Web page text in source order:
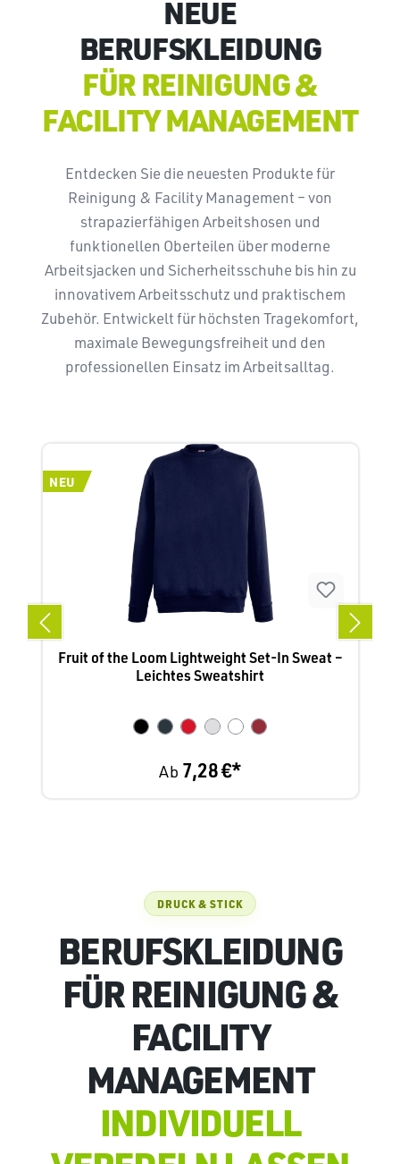
NEUE
BERUFSKLEIDUNG
FÜR REINIGUNG &
FACILITY MANAGEMENT
Entdecken Sie die neuesten Produkte für
Reinigung & Facility Management – von
strapazierfähigen Arbeitshosen und
funktionellen Oberteilen über moderne
Arbeitsjacken und Sicherheitsschuhe bis hin zu
innovativem Arbeitsschutz und praktischem
Zubehör. Entwickelt für höchsten Tragekomfort,
maximale Bewegungsfreiheit und den
professionellen Einsatz im Arbeitsalltag.
Produktgalerie überspringen
NEU
Fruit of the Loom Lightweight Set-In Sweat –
Leichtes Sweatshirt
Ab 7,28 €*
DRUCK & STICK
BERUFSKLEIDUNG
FÜR REINIGUNG &
FACILITY
MANAGEMENT
INDIVIDUELL